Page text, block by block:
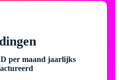
per maand jaarlijks